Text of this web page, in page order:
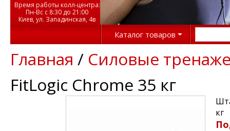
Время работы колл-центра:
Пн-Вс с 8:30 до 21:00
Киев, ул. Западинская, 4в
Каталог товаров
Главная / Силовые
FitLogic Chrome 35 кг
кг